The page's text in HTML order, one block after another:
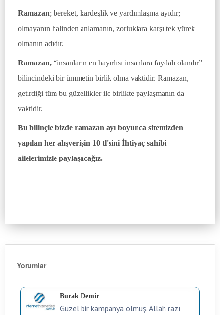
Ramazan; bereket, kardeşlik ve yardımlaşma ayıdır;
olmayanın halinden anlamanın, zorluklara karşı tek yürek
olmanın adıdır.
Ramazan, “insanların en hayırlısı insanlara faydalı olandır”
bilincindeki bir ümmetin birlik olma vaktidir. Ramazan,
getirdiği tüm bu güzellikler ile birlikte paylaşmanın da
vaktidir.
Bu bilinçle bizde ramazan ayı boyunca sitemizden
yapılan her alışverişin 10 tl'sini İhtiyaç sahibi
ailelerimizle paylaşacağız.
Yorumlar
Burak Demir
Güzel bir kampanya olmuş. Allah razı